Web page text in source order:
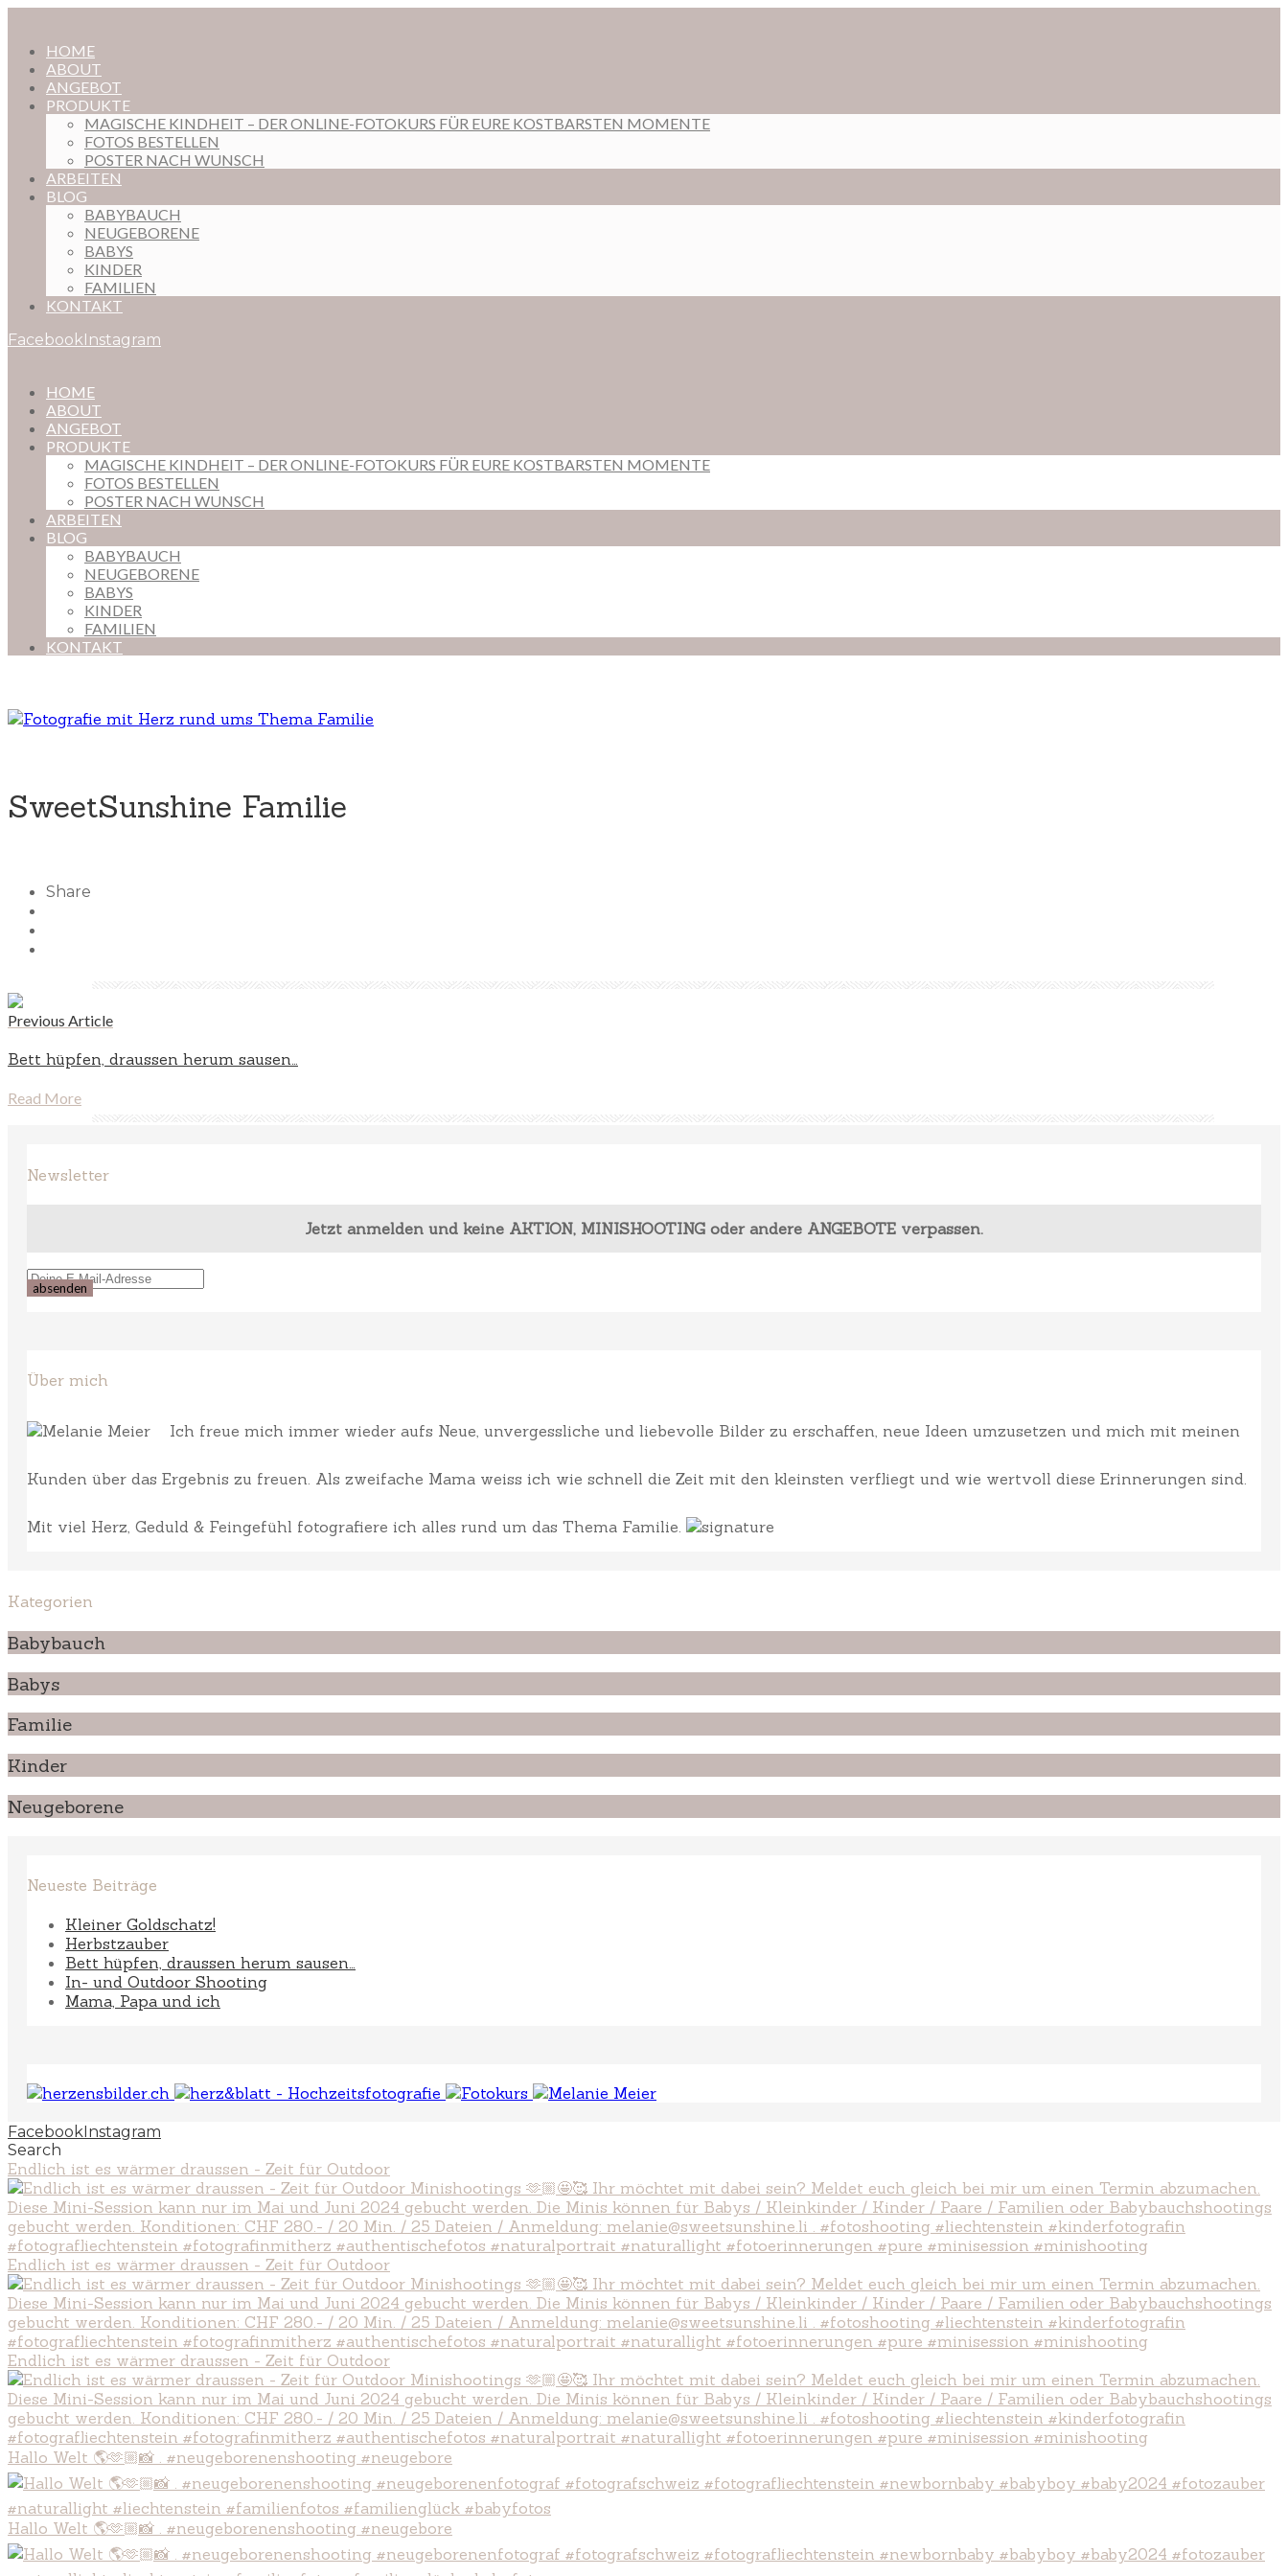
HOME
ABOUT
ANGEBOT
PRODUKTE
MAGISCHE KINDHEIT – DER ONLINE-FOTOKURS FÜR EURE KOSTBARSTEN MOMENTE
FOTOS BESTELLEN
POSTER NACH WUNSCH
ARBEITEN
BLOG
BABYBAUCH
NEUGEBORENE
BABYS
KINDER
FAMILIEN
KONTAKT
FacebookInstagram
HOME
ABOUT
ANGEBOT
PRODUKTE
MAGISCHE KINDHEIT – DER ONLINE-FOTOKURS FÜR EURE KOSTBARSTEN MOMENTE
FOTOS BESTELLEN
POSTER NACH WUNSCH
ARBEITEN
BLOG
BABYBAUCH
NEUGEBORENE
BABYS
KINDER
FAMILIEN
KONTAKT
SweetSunshine Familie
Share
Previous Article
Bett hüpfen, draussen herum sausen…
Read More
Newsletter
Jetzt anmelden und keine AKTION, MINISHOOTING oder andere ANGEBOTE verpassen.
Über mich
Ich freue mich immer wieder aufs Neue, unvergessliche und liebevolle Bilder zu erschaffen, neue Ideen umzusetzen und mich mit meinen
Kunden über das Ergebnis zu freuen. Als zweifache Mama weiss ich wie schnell die Zeit mit den kleinsten verfliegt und wie wertvoll diese Erinnerungen sind.
Mit viel Herz, Geduld & Feingefühl fotografiere ich alles rund um das Thema Familie.
Kategorien
Babybauch
Babys
Familie
Kinder
Neugeborene
Neueste Beiträge
Kleiner Goldschatz!
Herbstzauber
Bett hüpfen, draussen herum sausen…
In- und Outdoor Shooting
Mama, Papa und ich
FacebookInstagram
Search
Endlich ist es wärmer draussen - Zeit für Outdoor
Endlich ist es wärmer draussen - Zeit für Outdoor
Endlich ist es wärmer draussen - Zeit für Outdoor
Hallo Welt 🌎🫶🏼📸 . #neugeborenenshooting #neugebore
Hallo Welt 🌎🫶🏼📸 . #neugeborenenshooting #neugebore